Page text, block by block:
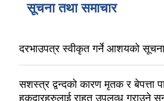
सूचना तथा समाचार
दरभाउपत्र स्वीकृत गर्ने आशयको सूचना
सशस्त्र द्वन्दको कारण मृतक र बेपत्ता
हकदारहरुलाई राहत उपलव्ध गराउने